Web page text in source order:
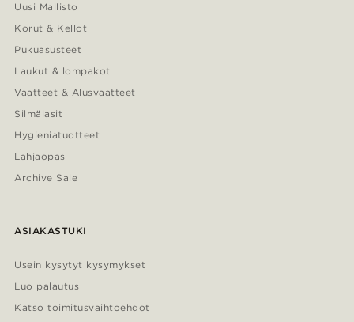
Uusi Mallisto
Korut & Kellot
Pukuasusteet
Laukut & lompakot
Vaatteet & Alusvaatteet
Silmälasit
Hygieniatuotteet
Lahjaopas
Archive Sale
ASIAKASTUKI
Usein kysytyt kysymykset
Luo palautus
Katso toimitusvaihtoehdot